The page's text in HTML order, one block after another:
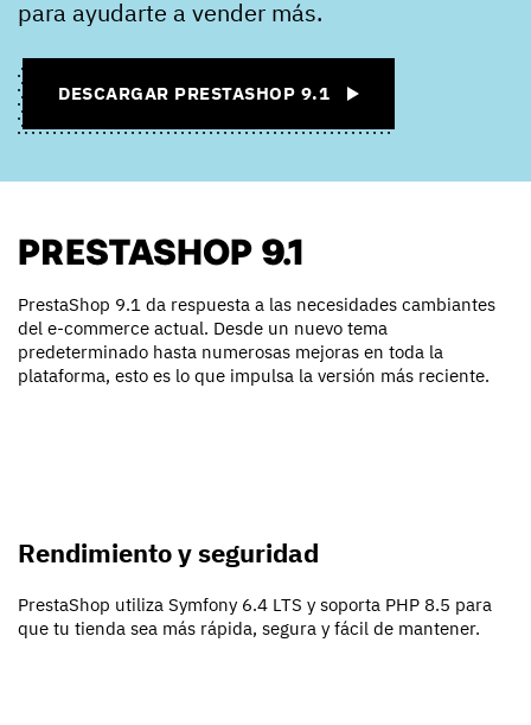
para ayudarte a vender más.
DESCARGAR PRESTASHOP 9.1
PRESTASHOP 9.1
PrestaShop 9.1 da respuesta a las necesidades cambiantes
del e-commerce actual. Desde un nuevo tema
predeterminado hasta numerosas mejoras en toda la
plataforma, esto es lo que impulsa la versión más reciente.
Rendimiento y seguridad
PrestaShop utiliza Symfony 6.4 LTS y soporta PHP 8.5 para
que tu tienda sea más rápida, segura y fácil de mantener.